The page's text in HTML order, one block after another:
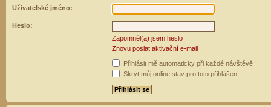
Uživatelské jméno:
Heslo:
Zapomněl(a) jsem heslo
Znovu poslat aktivační e-mail
Přihlásit mě automaticky při každé návštěvě
Skrýt můj online stav pro toto přihlášení